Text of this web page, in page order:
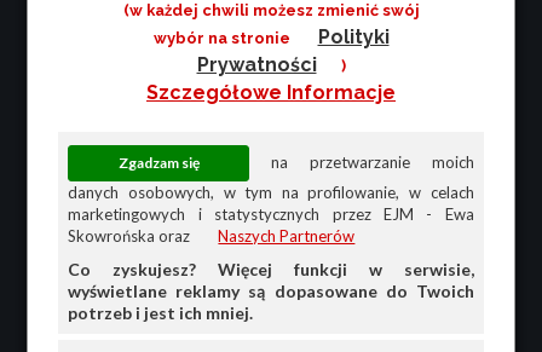
(w każdej chwili możesz zmienić swój
wybór na stronie
Polityki
Prywatności
)
Szczegółowe Informacje
na przetwarzanie moich
danych osobowych, w tym na profilowanie, w celach
marketingowych i statystycznych przez EJM - Ewa
Skowrońska oraz
Naszych Partnerów
Co zyskujesz? Więcej funkcji w serwisie,
wyświetlane reklamy są dopasowane do Twoich
potrzeb i jest ich mniej.